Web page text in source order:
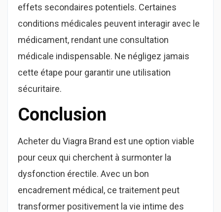
effets secondaires potentiels. Certaines
conditions médicales peuvent interagir avec le
médicament, rendant une consultation
médicale indispensable. Ne négligez jamais
cette étape pour garantir une utilisation
sécuritaire.
Conclusion
Acheter du Viagra Brand est une option viable
pour ceux qui cherchent à surmonter la
dysfonction érectile. Avec un bon
encadrement médical, ce traitement peut
transformer positivement la vie intime des